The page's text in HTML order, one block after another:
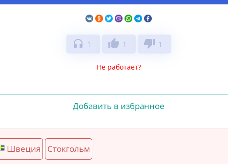
headphones 1 thumb_up 1 thumb_down 1
Не работает?
Добавить в избранное
Швеция Стокгольм